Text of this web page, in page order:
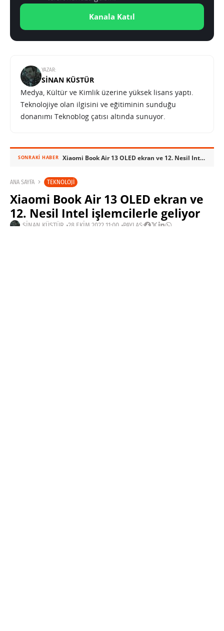
Kanala Katıl
YAZAR:
SINAN KÜSTÜR
Medya, Kültür ve Kimlik üzerine yüksek lisans yaptı.
Teknolojiye olan ilgisini ve eğitiminin sunduğu
donanımı Teknoblog çatısı altında sunuyor.
SONRAKI HABER Xiaomi Book Air 13 OLED ekran ve 12. Nesil Intel işlemcilerle geliyor
ANA SAYFA TEKNOLOJI
Xiaomi Book Air 13 OLED ekran ve
12. Nesil Intel işlemcilerle geliyor
SINAN KÜSTÜR 28 EKIM 2022 11:00 PAYLAŞ: